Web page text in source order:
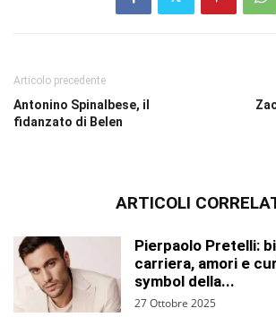
Articolo precedente
Antonino Spinalbese, il
fidanzato di Belen
ARTICOLI
Pierpaolo Pretelli:
carriera, amori e
symbol della...
27 Ottobre 2025